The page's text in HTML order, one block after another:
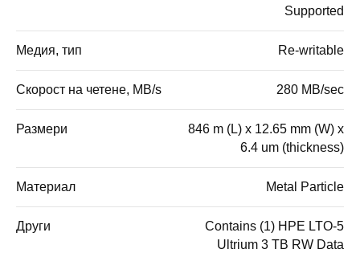
Supported
Медия, тип Re-writable
Скорост на четене, MB/s 280 MB/sec
Размери
846 m (L) x 12.65 mm (W) x
6.4 um (thickness)
Материал Metal Particle
Други
Contains (1) HPE LTO-5
Ultrium 3 TB RW Data